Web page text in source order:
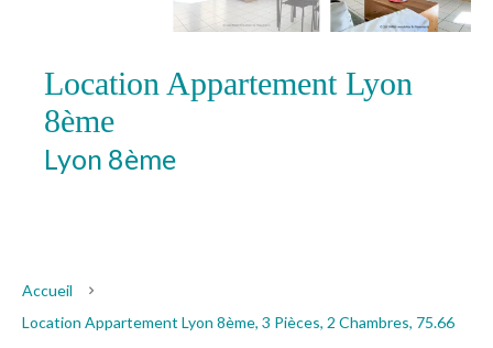
Location Appartement Lyon
8ème
Lyon 8ème
Accueil
Location Appartement Lyon 8ème, 3 Pièces, 2 Chambres, 75.66